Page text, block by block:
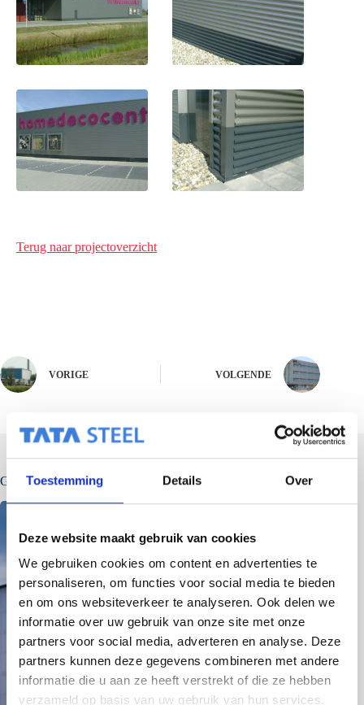
Toestemming Details Over
Deze website maakt gebruik van cookies
We gebruiken cookies om content en advertenties te
personaliseren, om functies voor social media te bieden
en om ons websiteverkeer te analyseren. Ook delen we
informatie over uw gebruik van onze site met onze
partners voor social media, adverteren en analyse. Deze
partners kunnen deze gegevens combineren met andere
informatie die u aan ze heeft verstrekt of die ze hebben
verzameld op basis van uw gebruik van hun services.
Terug naar projectoverzicht
VORIGE VOLGENDE
Gerelateerde berichten